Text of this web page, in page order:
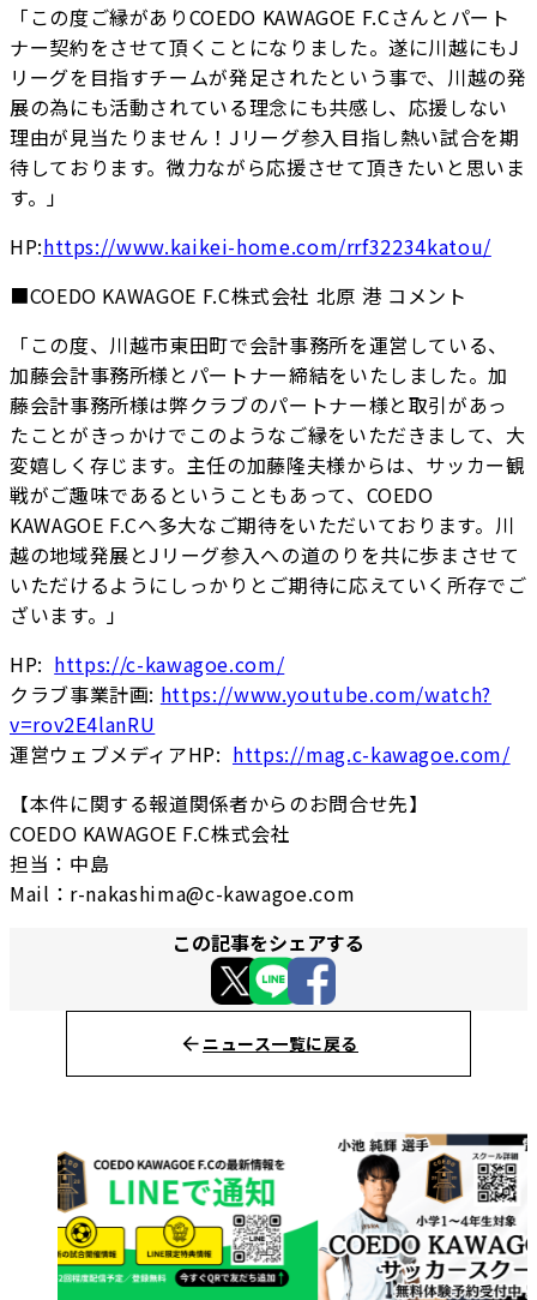
「この度ご縁がありCOEDO KAWAGOE F.Cさんとパート
ナー契約をさせて頂くことになりました。遂に川越にもJ
リーグを目指すチームが発足されたという事で、川越の発
展の為にも活動されている理念にも共感し、応援しない
理由が見当たりません！Jリーグ参入目指し熱い試合を期
待しております。微力ながら応援させて頂きたいと思いま
す。」
HP:https://www.kaikei-home.com/rrf32234katou/
■COEDO KAWAGOE F.C株式会社 北原 港 コメント
「この度、川越市東田町で会計事務所を運営している、
加藤会計事務所様とパートナー締結をいたしました。加
藤会計事務所様は弊クラブのパートナー様と取引があっ
たことがきっかけでこのようなご縁をいただきまして、大
変嬉しく存じます。主任の加藤隆夫様からは、サッカー観
戦がご趣味であるということもあって、COEDO
KAWAGOE F.Cへ多大なご期待をいただいております。川
越の地域発展とJリーグ参入への道のりを共に歩まさせて
いただけるようにしっかりとご期待に応えていく所存でご
ざいます。」
HP: https://c-kawagoe.com/
クラブ事業計画: https://www.youtube.com/watch?
v=rov2E4lanRU
運営ウェブメディアHP: https://mag.c-kawagoe.com/
【本件に関する報道関係者からのお問合せ先】
COEDO KAWAGOE F.C株式会社
担当：中島
Mail：r-nakashima@c-kawagoe.com
この記事をシェアする
ニュース一覧に戻る